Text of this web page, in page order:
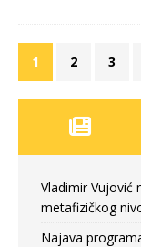
1 2 3
Vladimir Vujović
metafizičkog
Najava